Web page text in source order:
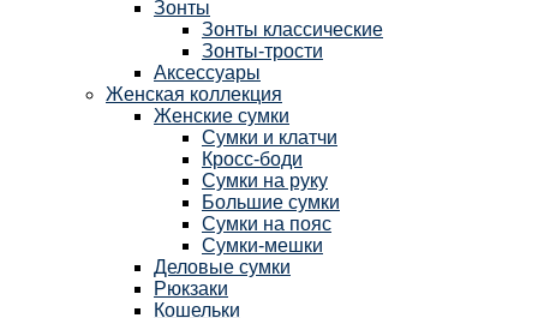
Зонты
Зонты классические
Зонты-трости
Аксессуары
Женская коллекция
Женские сумки
Сумки и клатчи
Кросс-боди
Сумки на руку
Большие сумки
Сумки на пояс
Сумки-мешки
Деловые сумки
Рюкзаки
Кошельки